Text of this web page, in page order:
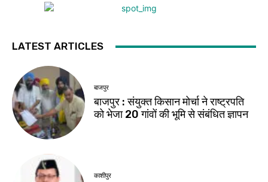
LATEST ARTICLES
बाजपुर
बाजपुर : संयुक्त किसान मोर्चा ने राष्ट्रपति
को भेजा 20 गांवों की भूमि से संबंधित ज्ञापन
काशीपुर